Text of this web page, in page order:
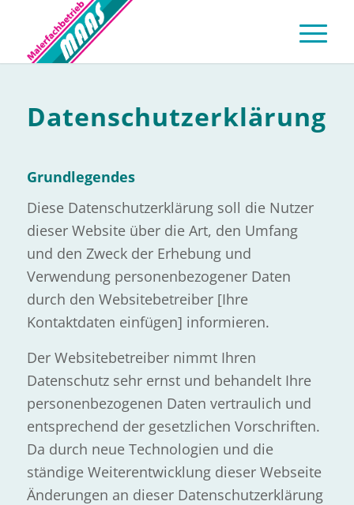
Datenschutzerklärung
Grundlegendes
Diese Datenschutzerklärung soll die Nutzer
dieser Website über die Art, den Umfang
und den Zweck der Erhebung und
Verwendung personenbezogener Daten
durch den Websitebetreiber [Ihre
Kontaktdaten einfügen] informieren.
Der Websitebetreiber nimmt Ihren
Datenschutz sehr ernst und behandelt Ihre
personenbezogenen Daten vertraulich und
entsprechend der gesetzlichen Vorschriften.
Da durch neue Technologien und die
ständige Weiterentwicklung dieser Webseite
Änderungen an dieser Datenschutzerklärung